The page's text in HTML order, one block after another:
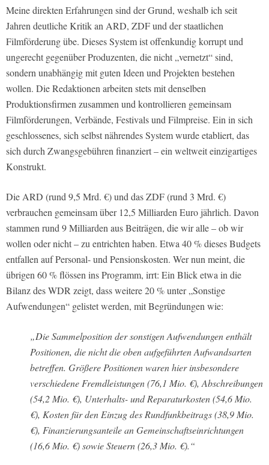
Meine direkten Erfahrungen sind der Grund, weshalb ich seit
Jahren deutliche Kritik an ARD, ZDF und der staatlichen
Filmförderung übe. Dieses System ist offenkundig korrupt und
ungerecht gegenüber Produzenten, die nicht „vernetzt“ sind,
sondern unabhängig mit guten Ideen und Projekten bestehen
wollen. Die Redaktionen arbeiten stets mit denselben
Produktionsfirmen zusammen und kontrollieren gemeinsam
Filmförderungen, Verbände, Festivals und Filmpreise. Ein in sich
geschlossenes, sich selbst nährendes System wurde etabliert, das
sich durch Zwangsgebühren finanziert – ein weltweit einzigartiges
Konstrukt.
Die ARD (rund 9,5 Mrd. €) und das ZDF (rund 3 Mrd. €)
verbrauchen gemeinsam über 12,5 Milliarden Euro jährlich. Davon
stammen rund 9 Milliarden aus Beiträgen, die wir alle – ob wir
wollen oder nicht – zu entrichten haben. Etwa 40 % dieses Budgets
entfallen auf Personal- und Pensionskosten. Wer nun meint, die
übrigen 60 % flössen ins Programm, irrt: Ein Blick etwa in die
Bilanz des WDR zeigt, dass weitere 20 % unter „Sonstige
Aufwendungen“ gelistet werden, mit Begründungen wie:
„Die Sammelposition der sonstigen Aufwendungen enthält
Positionen, die nicht die oben aufgeführten Aufwandsarten
betreffen. Größere Positionen waren hier insbesondere
verschiedene Fremdleistungen (76,1 Mio. €), Abschreibungen
(54,2 Mio. €), Unterhalts- und Reparaturkosten (54,6 Mio.
€), Kosten für den Einzug des Rundfunkbeitrags (38,9 Mio.
€), Finanzierungsanteile an Gemeinschaftseinrichtungen
(16,6 Mio. €) sowie Steuern (26,3 Mio. €).“